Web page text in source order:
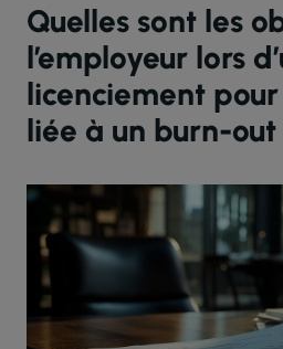
Quelles sont les
l’employeur lors
licenciement
liée à un burn-out